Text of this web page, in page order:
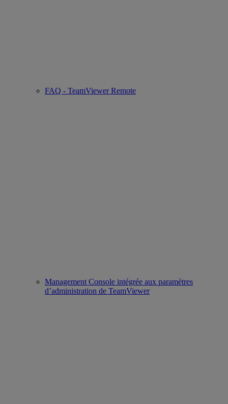
FAQ - TeamViewer Remote
Management Console intégrée aux paramètres
d’administration de TeamViewer